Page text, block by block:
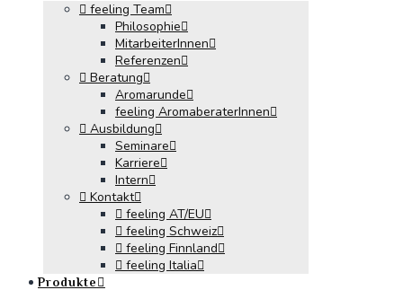
feeling Team
Philosophie
MitarbeiterInnen
Referenzen
Beratung
Aromarunde
feeling AromaberaterInnen
Ausbildung
Seminare
Karriere
Intern
Kontakt
feeling AT/EU
feeling Schweiz
feeling Finnland
feeling Italia
Produkte